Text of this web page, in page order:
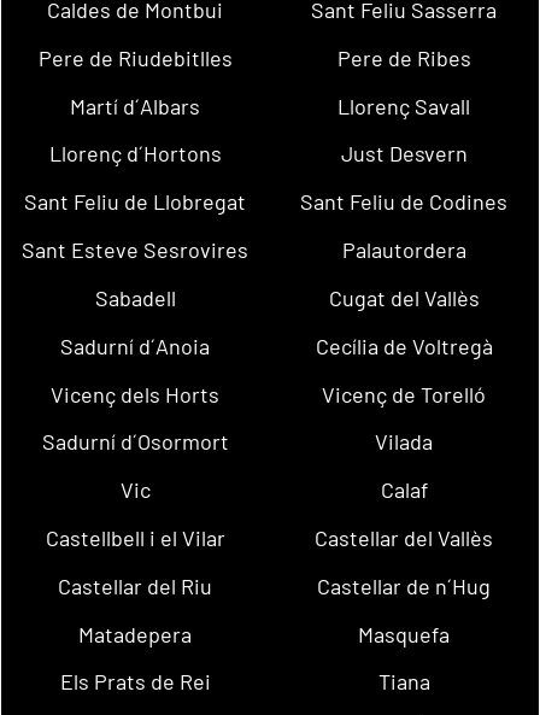
Caldes de Montbui
Sant Feliu Sasserra
Pere de Riudebitlles
Pere de Ribes
Martí d´Albars
Llorenç Savall
Llorenç d´Hortons
Just Desvern
Sant Feliu de Llobregat
Sant Feliu de Codines
Sant Esteve Sesrovires
Palautordera
Sabadell
Cugat del Vallès
Sadurní d´Anoia
Cecília de Voltregà
Vicenç dels Horts
Vicenç de Torelló
Sadurní d´Osormort
Vilada
Vic
Calaf
Castellbell i el Vilar
Castellar del Vallès
Castellar del Riu
Castellar de n´Hug
Matadepera
Masquefa
Els Prats de Rei
Tiana